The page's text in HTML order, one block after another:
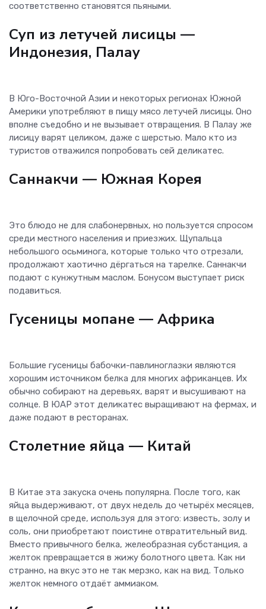
соответственно становятся пьяными.
Суп из летучей лисицы —
Индонезия, Палау
В Юго-Восточной Азии и некоторых регионах Южной
Америки употребляют в пищу мясо летучей лисицы. Оно
вполне съедобно и не вызывает отвращения. В Палау же
лисицу варят целиком, даже с шерстью. Мало кто из
туристов отважился попробовать сей деликатес.
Саннакчи — Южная Корея
Это блюдо не для слабонервных, но пользуется спросом
среди местного населения и приезжих. Щупальца
небольшого осьминога, которые только что отрезали,
продолжают хаотично дёргаться на тарелке. Саннакчи
подают с кунжутным маслом. Бонусом выступает риск
подавиться.
Гусеницы мопане — Африка
Большие гусеницы бабочки-павлиноглазки являются
хорошим источником белка для многих африканцев. Их
обычно собирают на деревьях, варят и высушивают на
солнце. В ЮАР этот деликатес выращивают на фермах, и
даже подают в ресторанах.
Столетние яйца — Китай
В Китае эта закуска очень популярна. После того, как
яйца выдерживают, от двух недель до четырёх месяцев,
в щелочной среде, используя для этого: известь, золу и
соль, они приобретают поистине отвратительный вид.
Вместо привычного белка, желеобразная субстанция, а
желток превращается в жижу болотного цвета. Как ни
странно, на вкус это не так мерзко, как на вид. Только
желток немного отдаёт аммиаком.